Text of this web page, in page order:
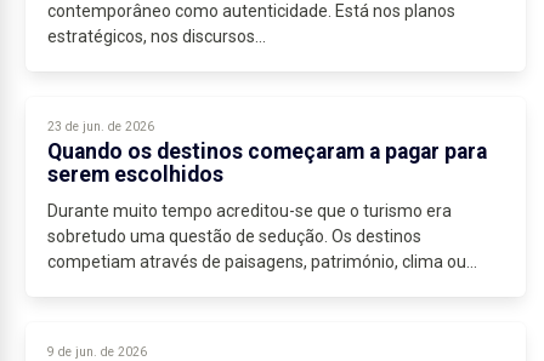
contemporâneo como autenticidade. Está nos planos
estratégicos, nos discursos...
23 de jun. de 2026
Quando os destinos começaram a pagar para
serem escolhidos
Durante muito tempo acreditou-se que o turismo era
sobretudo uma questão de sedução. Os destinos
competiam através de paisagens, património, clima ou
9 de jun. de 2026